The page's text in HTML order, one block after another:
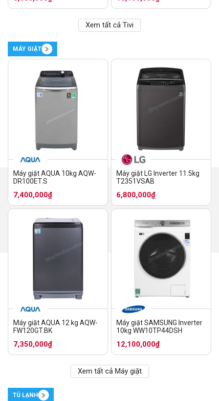
Xem tất cả Tivi
MÁY GIẶT
Máy giặt AQUA 10kg AQW-
DR100ET.S
7,400,000₫
Máy giặt LG Inverter 11.5kg
T2351VSAB
6,800,000₫
Máy giặt AQUA 12 kg AQW-
FW120GT.BK
7,350,000₫
Máy giặt SAMSUNG Inverter
10kg WW10TP44DSH
12,100,000₫
Xem tất cả Máy giặt
TỦ LẠNH